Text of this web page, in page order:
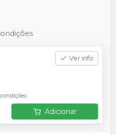
Ver info
Adicionar